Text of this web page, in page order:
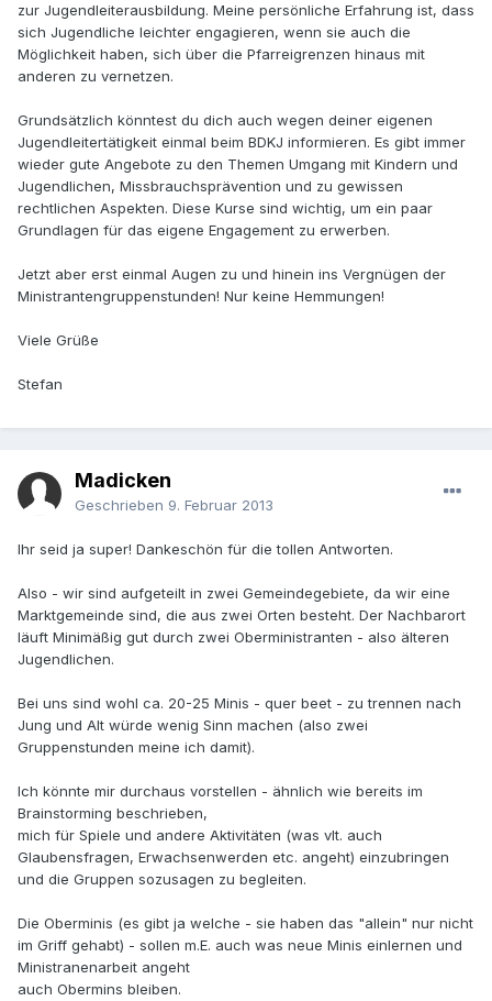
zur Jugendleiterausbildung. Meine persönliche Erfahrung ist, dass
sich Jugendliche leichter engagieren, wenn sie auch die
Möglichkeit haben, sich über die Pfarreigrenzen hinaus mit
anderen zu vernetzen.
Grundsätzlich könntest du dich auch wegen deiner eigenen
Jugendleitertätigkeit einmal beim BDKJ informieren. Es gibt immer
wieder gute Angebote zu den Themen Umgang mit Kindern und
Jugendlichen, Missbrauchsprävention und zu gewissen
rechtlichen Aspekten. Diese Kurse sind wichtig, um ein paar
Grundlagen für das eigene Engagement zu erwerben.
Jetzt aber erst einmal Augen zu und hinein ins Vergnügen der
Ministrantengruppenstunden! Nur keine Hemmungen!
Viele Grüße
Stefan
Madicken
Geschrieben 9. Februar 2013
Ihr seid ja super! Dankeschön für die tollen Antworten.
Also - wir sind aufgeteilt in zwei Gemeindegebiete, da wir eine
Marktgemeinde sind, die aus zwei Orten besteht. Der Nachbarort
läuft Minimäßig gut durch zwei Oberministranten - also älteren
Jugendlichen.
Bei uns sind wohl ca. 20-25 Minis - quer beet - zu trennen nach
Jung und Alt würde wenig Sinn machen (also zwei
Gruppenstunden meine ich damit).
Ich könnte mir durchaus vorstellen - ähnlich wie bereits im
Brainstorming beschrieben,
mich für Spiele und andere Aktivitäten (was vlt. auch
Glaubensfragen, Erwachsenwerden etc. angeht) einzubringen
und die Gruppen sozusagen zu begleiten.
Die Oberminis (es gibt ja welche - sie haben das "allein" nur nicht
im Griff gehabt) - sollen m.E. auch was neue Minis einlernen und
Ministranenarbeit angeht
auch Obermins bleiben.